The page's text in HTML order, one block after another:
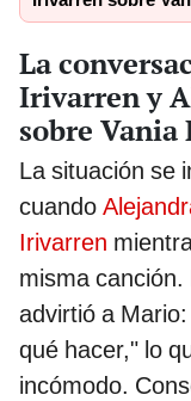
La
Irivarren y
sobre Vania
La situación se
cuando
Irivarren
misma
advirtió a
qué hacer," lo
incómodo.